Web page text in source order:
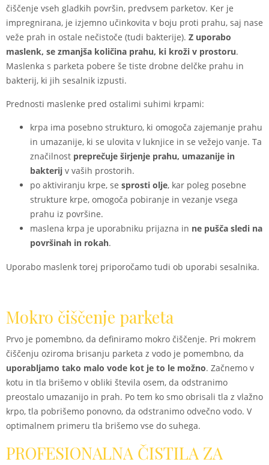
čiščenje vseh gladkih površin, predvsem parketov. Ker je
impregnirana, je izjemno učinkovita v boju proti prahu, saj nase
veže prah in ostale nečistoče (tudi bakterije). Z uporabo
maslenk, se zmanjša količina prahu, ki kroži v prostoru.
Maslenka s parketa pobere še tiste drobne delčke prahu in
bakterij, ki jih sesalnik izpusti.
Prednosti maslenke pred ostalimi suhimi krpami:
krpa ima posebno strukturo, ki omogoča zajemanje prahu
in umazanije, ki se ulovita v luknjice in se vežejo vanje. Ta
značilnost preprečuje širjenje prahu, umazanije in
bakterij v vaših prostorih.
po aktiviranju krpe, se sprosti olje, kar poleg posebne
strukture krpe, omogoča pobiranje in vezanje vsega
prahu iz površine.
maslena krpa je uporabniku prijazna in ne pušča sledi na
površinah in rokah.
Uporabo maslenk torej priporočamo tudi ob uporabi sesalnika.
Mokro čiščenje parketa
Prvo je pomembno, da definiramo mokro čiščenje. Pri mokrem
čiščenju oziroma brisanju parketa z vodo je pomembno, da
uporabljamo tako malo vode kot je to le možno. Začnemo v
kotu in tla brišemo v obliki števila osem, da odstranimo
preostalo umazanijo in prah. Po tem ko smo obrisali tla z vlažno
krpo, tla pobrišemo ponovno, da odstranimo odvečno vodo. V
optimalnem primeru tla brišemo vse do suhega.
PROFESIONALNA ČISTILA ZA